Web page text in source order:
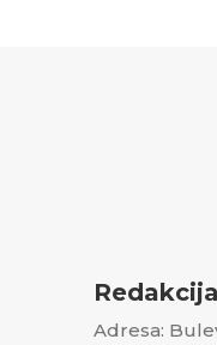
Redakcija
Adresa: